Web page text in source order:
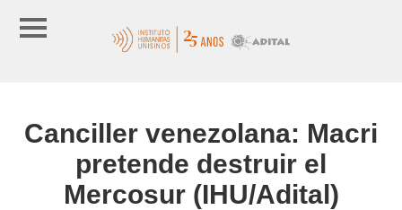
Canciller venezolana: Macri
pretende destruir el
Mercosur (IHU/Adital)